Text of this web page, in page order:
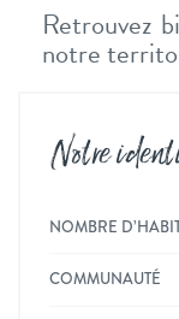
Retrouvez
notre
Notre
NOMBRE
COMMUNAUTÉ